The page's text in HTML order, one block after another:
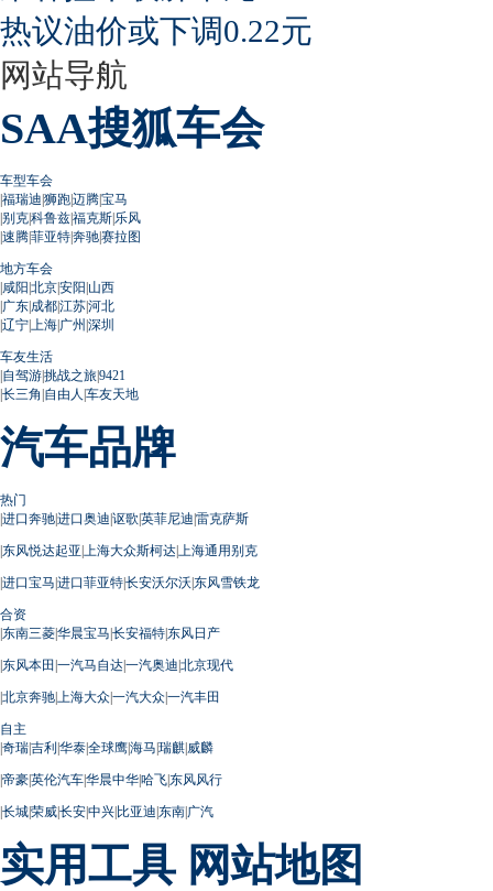
热议油价或下调0.22元
网站导航
SAA搜狐车会
车型车会
|福瑞迪|狮跑|迈腾|宝马
|别克|科鲁兹|福克斯|乐风
|速腾|菲亚特|奔驰|赛拉图
地方车会
|咸阳|北京|安阳|山西
|广东|成都|江苏|河北
|辽宁| 上海|广州 |深圳
车友生活
|自驾游|挑战之旅|9421
|长三角 |自由人 |车友天地
汽车品牌
热门
|进口奔驰|进口奥迪|讴歌|英菲尼迪|雷克萨斯
|东风悦达起亚| 上海大众斯柯达| 上海通用别克
|进口宝马|进口菲亚特|长安沃尔沃|东风雪铁龙
合资
|东南三菱|华晨宝马|长安福特|东风日产
|东风本田 |一汽马自达|一汽奥迪|北京现代
|北京奔驰| 上海大众|一汽大众|一汽丰田
自主
|奇瑞|吉利|华泰|全球鹰|海马|瑞麒|威麟
|帝豪|英伦汽车|华晨中华|哈飞|东风风行
|长城|荣威|长安|中兴|比亚迪|东南|广汽
实用工具 网站地图